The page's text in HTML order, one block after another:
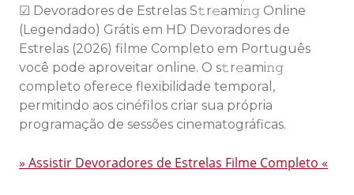
☑ Devoradores de Estrelas S𝚝r𝚎ami𝚗𝚐 Online
(Legendado) Grátis em HD Devoradores de
Estrelas (2026) filme Completo em Português
você pode aproveitar online. O s𝚝r𝚎ami𝚗𝚐
completo oferece flexibilidade temporal,
permitindo aos cinéfilos criar sua própria
programação de sessões cinematográficas.
» Assistir Devoradores de Estrelas Filme Completo «